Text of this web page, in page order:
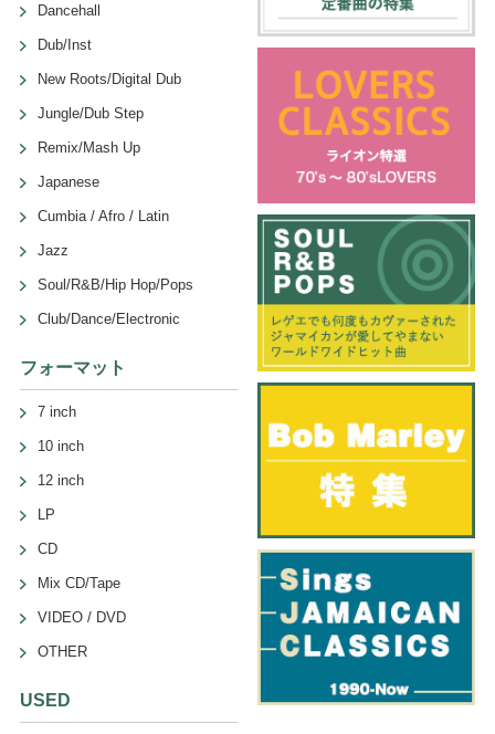
Dancehall
Dub/Inst
New Roots/Digital Dub
Jungle/Dub Step
Remix/Mash Up
Japanese
Cumbia / Afro / Latin
Jazz
Soul/R&B/Hip Hop/Pops
Club/Dance/Electronic
フォーマット
7 inch
10 inch
12 inch
LP
CD
Mix CD/Tape
VIDEO / DVD
OTHER
USED